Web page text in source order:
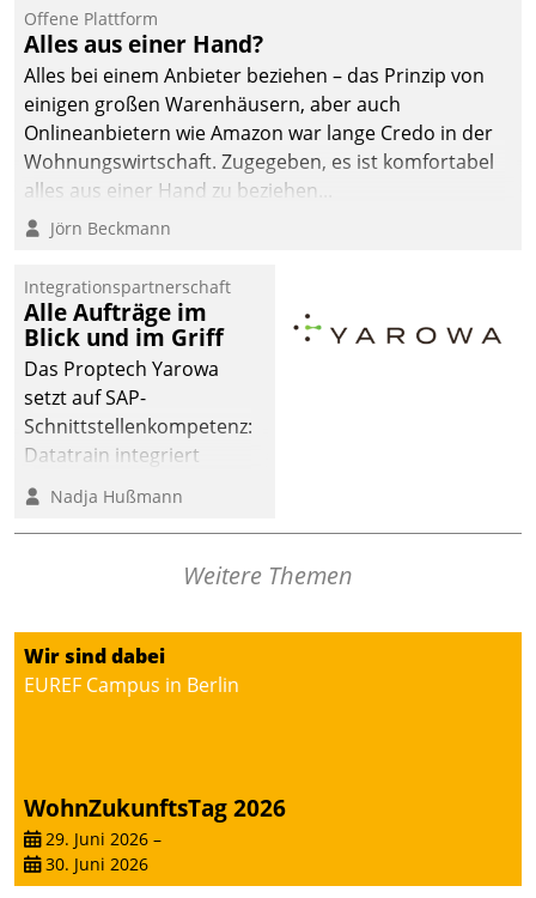
Offene Plattform
Alles aus einer Hand?
Alles bei einem Anbieter beziehen – das Prinzip von
einigen großen Warenhäusern, aber auch
Onlineanbietern wie Amazon war lange Credo in der
Wohnungswirtschaft. Zugegeben, es ist komfortabel
alles aus einer Hand zu beziehen...
Jörn Beckmann
Integrationspartnerschaft
Alle Aufträge im
Blick und im Griff
Das Proptech Yarowa
setzt auf SAP-
Schnittstellenkompetenz:
Datatrain integriert
Yarowas Portal zur
Vergabe und Verwaltung
von Aufträgen der
SAP-Systemlandschaft
deutscher
Wohnungsunternehmen
Dienstleisterauftrag.
Nadja Hußmann
Weitere Themen
Wir sind dabei
EUREF Campus in Berlin
WohnZukunftsTag 2026
29. Juni 2026 –
30. Juni 2026